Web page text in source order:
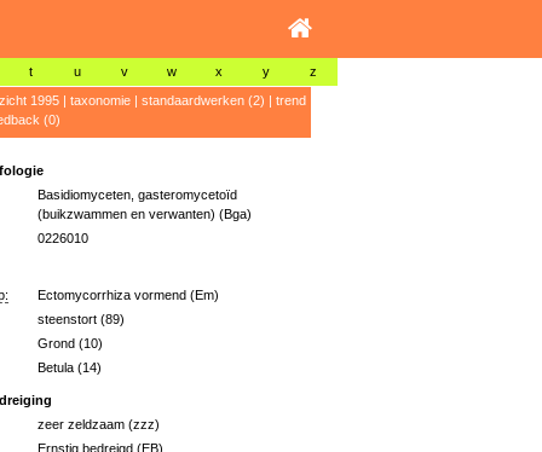
t u v w x y z
1995| taxonomie| standaardwerken (2) | trend
(0)
Basidiomyceten, gasteromycetoïd
(buikzwammen en verwanten) (Bga)
0226010
Ectomycorrhiza vormend (Em)
steenstort (89)
Grond (10)
Betula (14)
zeer zeldzaam (zzz)
Ernstig bedreigd (EB)